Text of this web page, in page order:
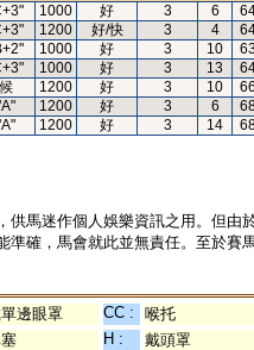
1000 好 3 6
1200 好/快 3 4
1000 好 3 10
1000 好 3 13
1200 好 3 10
1200 好 3 6
1200 好 3 14
供馬迷作個人娛樂資訊之用。但
準確，馬會就此並無責任。至於賽
邊眼罩 CC :
喉托
H :
戴頭罩